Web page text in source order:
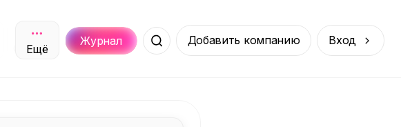
Обучение Спорт Услуги Покупки Онлайн
Ещё
Журнал Места Добавить компанию Вход